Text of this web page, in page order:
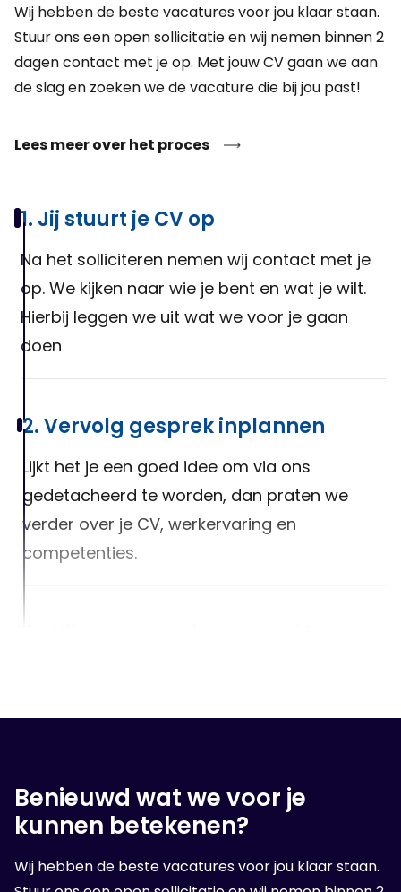
Wij hebben de beste vacatures voor jou klaar staan.
Stuur ons een open sollicitatie en wij nemen binnen 2
dagen contact met je op. Met jouw CV gaan we aan
de slag en zoeken we de vacature die bij jou past!
Lees meer over het proces
1. Jij stuurt je CV op
Na het solliciteren nemen wij contact met je
op. We kijken naar wie je bent en wat je wilt.
Hierbij leggen we uit wat we voor je gaan
doen
2. Vervolg gesprek inplannen
Lijkt het je een goed idee om via ons
gedetacheerd te worden, dan praten we
verder over je CV, werkervaring en
competenties.
4. Op sollicitatie gesprek
jou hebben gevonden, volgt er een sollicitatie
Benieuwd wat we voor je
kunnen betekenen?
Wij hebben de beste vacatures voor jou klaar staan.